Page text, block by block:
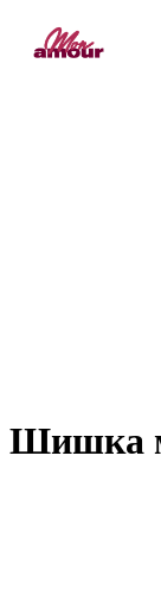
Шишка